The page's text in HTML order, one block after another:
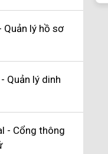
Quản lý hồ sơ
Quản lý dinh
- Cổng thông